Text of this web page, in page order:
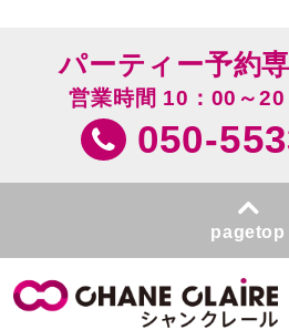
パーティー予約
営業時間 10：00～
050-
pagetop